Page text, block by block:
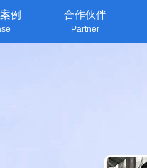
例 合作伙伴
Partner